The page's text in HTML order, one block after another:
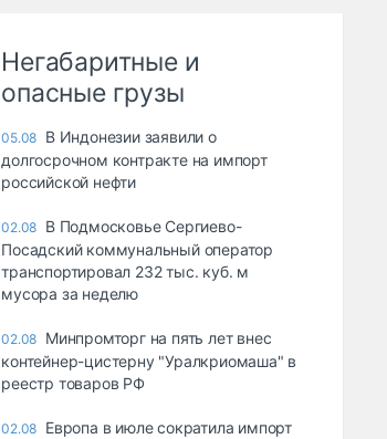
Негабаритные и
опасные грузы
05.08 В Индонезии заявили о
долгосрочном контракте на импорт
российской нефти
02.08 В Подмосковье Сергиево-
Посадский коммунальный оператор
транспортировал 232 тыс. куб. м
мусора за неделю
02.08 Минпромторг на пять лет внес
контейнер-цистерну "Уралкриомаша" в
реестр товаров РФ
02.08 Европа в июле сократила импорт